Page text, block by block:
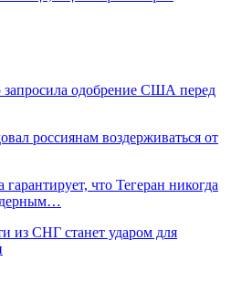
запросила одобрение США перед
россиянам воздерживаться от
что Тегеран никогда
из СНГ станет ударом для